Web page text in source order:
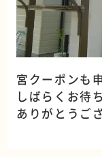
宮クーポンも
しばらくお待
ありがとうご